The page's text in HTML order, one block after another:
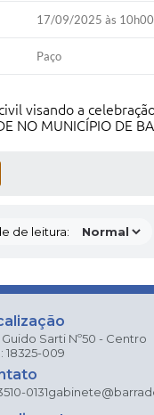
17/09/2025 às 10h00
Paço
visando a celebração
NO MUNICÍPIO DE
de leitura:
Guido Sarti Nº50 - Centro
18325-009
0131